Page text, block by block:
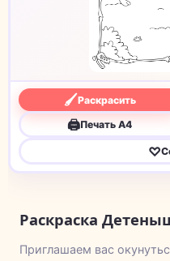
🖌Раскрасить
🖨Печать A4
♡
Раскраска
Приглашаем вас